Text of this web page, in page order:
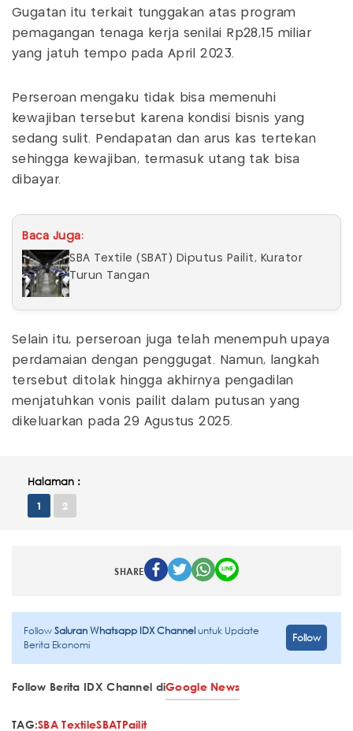
Gugatan itu terkait tunggakan atas program
pemagangan tenaga kerja senilai Rp28,15 miliar
yang jatuh tempo pada April 2023.
Perseroan mengaku tidak bisa memenuhi
kewajiban tersebut karena kondisi bisnis yang
sedang sulit. Pendapatan dan arus kas tertekan
sehingga kewajiban, termasuk utang tak bisa
dibayar.
Baca Juga:
SBA Textile (SBAT) Diputus Pailit, Kurator
Turun Tangan
Selain itu, perseroan juga telah menempuh upaya
perdamaian dengan penggugat. Namun, langkah
tersebut ditolak hingga akhirnya pengadilan
menjatuhkan vonis pailit dalam putusan yang
dikeluarkan pada 29 Agustus 2025.
Halaman :
1 2
SHARE
FollowSaluran Whatsapp IDX Channeluntuk Update
Berita Ekonomi
Follow
Follow Berita IDX Channel diGoogle News
TAG:SBA TextileSBATPailit